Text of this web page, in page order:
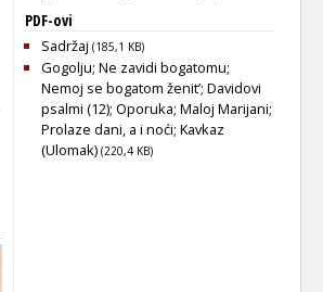
PDF-ovi
Sadržaj (185,1 KB)
Gogolju; Ne zavidi bogatomu;
Nemoj se bogatom ženit’; Davidovi
psalmi (12); Oporuka; Maloj Marijani;
Prolaze dani, a i noći; Kavkaz
(Ulomak) (220,4 KB)